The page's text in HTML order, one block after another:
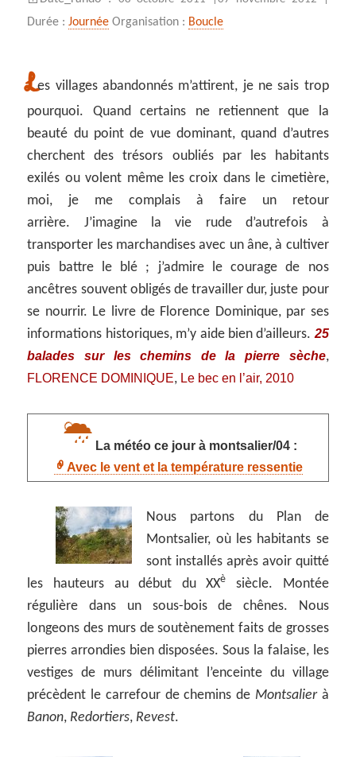
Durée :Journée Organisation : Boucle
Les villages abandonnés m’attirent, je ne sais trop
pourquoi. Quand certains ne retiennent que la
beauté du point de vue dominant, quand d’autres
cherchent des trésors oubliés par les habitants
exilés ou volent même les croix dans le cimetière,
moi, je me complais à faire un retour
arrière. J’imagine la vie rude d’autrefois à
transporter les marchandises avec un âne, à cultiver
puis battre le blé ; j’admire le courage de nos
ancêtres souvent obligés de travailler dur, juste pour
se nourrir. Le livre de Florence Dominique, par ses
informations historiques, m’y aide bien d’ailleurs.25
balades sur les chemins de la pierre sèche,
FLORENCE DOMINIQUE, Le bec en l’air, 2010
La météo ce jour à montsalier/04 :
Avec le vent et la température ressentie
Nous partons du Plan de
Montsalier, où les habitants se
sont installés après avoir quitté
les hauteurs au début du XXè
siècle. Montée
régulière dans un sous-bois de chênes. Nous
longeons des murs de soutènement faits de grosses
pierres arrondies bien disposées. Sous la falaise, les
vestiges de murs délimitant l’enceinte du village
précèdent le carrefour de chemins de Montsalierà
Banon, Redortiers, Revest.